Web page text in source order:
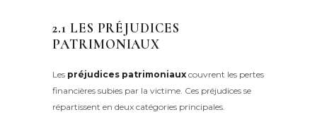
2.1 LES PRÉJUDICES
PATRIMONIAUX
Les préjudices patrimoniaux couvrent les pertes
financières subies par la victime. Ces préjudices se
répartissent en deux catégories principales.